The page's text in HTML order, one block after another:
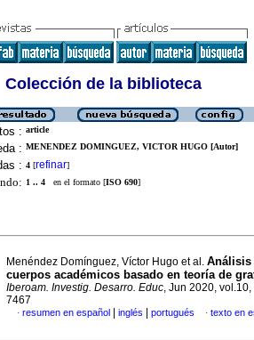
Colección de la biblioteca
: article
: MENENDEZ DOMINGUEZ, VICTOR HUGO [Autor]
: 4 [refinar]
1 .. 4 en el formato [ISO 690]
Menéndez Domínguez, Víctor Hugo et al. Análisis
cuerpos académicos basado en teoría de
Iberoam. Investig. Desarro. Educ, Jun 2020,
7467
· resumen en español inglés portugués · texto en